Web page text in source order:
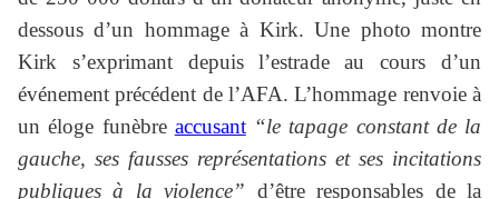
dessous d’un hommage à Kirk. Une photo montre
Kirk s’exprimant depuis l’estrade au cours d’un
événement précédent de l’AFA. L’hommage renvoie à
un éloge funèbre accusant “le tapage constant de la
gauche, ses fausses représentations et ses incitations
publiques à la violence” d’être responsables de la